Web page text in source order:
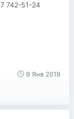
742-51-24
9 Янв 2019